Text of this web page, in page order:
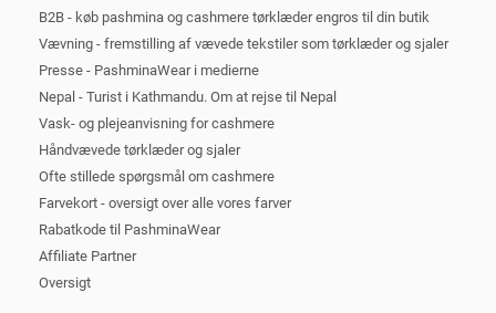
B2B - køb pashmina og cashmere tørklæder engros til din butik
Vævning - fremstilling af vævede tekstiler som tørklæder og sjaler
Presse - PashminaWear i medierne
Nepal - Turist i Kathmandu. Om at rejse til Nepal
Vask- og plejeanvisning for cashmere
Håndvævede tørklæder og sjaler
Ofte stillede spørgsmål om cashmere
Farvekort - oversigt over alle vores farver
Rabatkode til PashminaWear
Affiliate Partner
Oversigt